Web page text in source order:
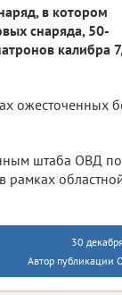
в котором
снаряда, 50-
калибра
ожесточенных
штаба ОВД по
рамках
30
Автор публикации